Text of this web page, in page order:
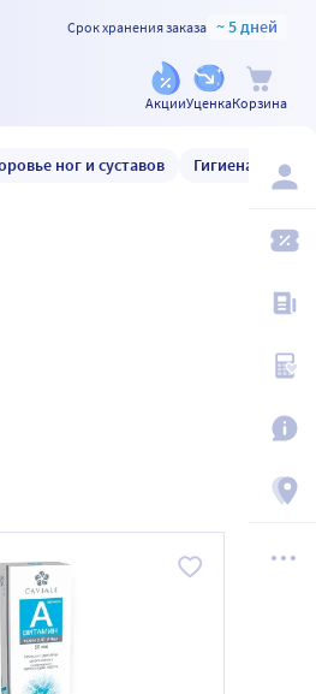
Срок хранения заказа ~ 5 дней
АкцииУценкаКорзина
ног и суставов Гигиена и уход